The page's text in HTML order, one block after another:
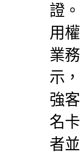
證
用
業
示
強
名
者